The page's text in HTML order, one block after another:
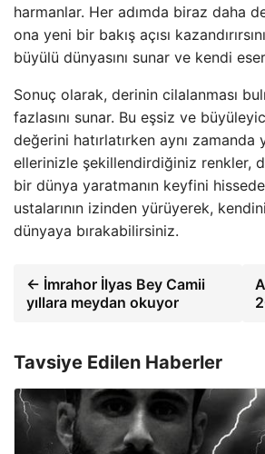
harmanlar. Her adımda biraz daha
ona yeni bir bakış açısı
büyülü dünyasını sunar ve kendi
Sonuç olarak, derinin cilalanması
fazlasını sunar. Bu eşsiz ve
değerini hatırlatırken aynı zamanda
ellerinizle şekillendirdiğiniz renkler,
bir dünya yaratmanın keyfini
ustalarının izinden yürüyerek,
dünyaya bırakabilirsiniz.
← İmrahor İlyas Bey Camii
yıllara meydan okuyor
Tavsiye Edilen Haberler